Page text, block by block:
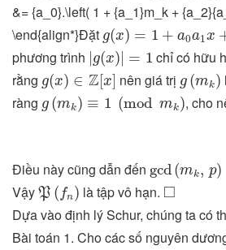
&= {a_0}.\left( 1 + {a_1}m_k +
\end{align*}Đặt g(x) = 1 + a0a1x
(x )= 1 +a0 1 x+ … +
phương trình g(x) = 1
| g(x)|=
chỉ có hữu
rằng g(x) ∈ Z[x]
g(x)∈Z[x] nên giá trị g (mk)
g(mk )
ràng g (mk) ≡ 1 (mod mk)
g(mk )≡1(mod k , cho
Điều này cũng dẫn đến gcd(mk, p)
gcd (mk p)=
Vậy P ( fn)
P( fn) là tập vô hạn. □
◻
Dựa vào định lý Schur, chúng ta có
Bài toán 1. Cho các số nguyên